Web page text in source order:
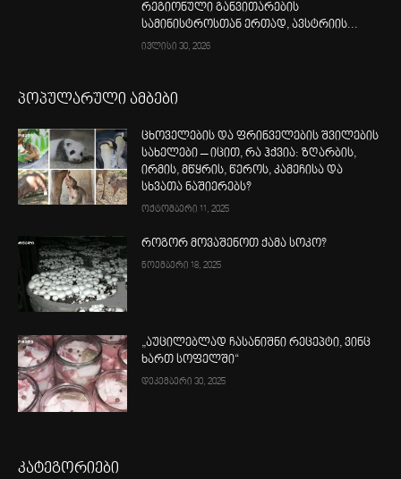
რეგიონული განვითარების
სამინისტროსთან ერთად, ავსტრიის...
ივლისი 30, 2026
პოპულარული ამბები
ცხოველების და ფრინველების შვილების
სახელები – იცით, რა ჰქვია: ზღარბის,
ირმის, მწყრის, წეროს, კამეჩისა და
სხვათა ნაშიერებს?
ოქტომბერი 11, 2025
როგორ მოვაშენოთ ქამა სოკო?
ნოემბერი 18, 2025
„აუცილებლად ჩასანიშნი რეცეპტი, ვინც
ხართ სოფელში“
დეკემბერი 30, 2025
კატეგორიები